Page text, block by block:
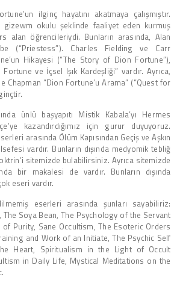
ilginç hayatını akatmaya çalışmıştır.
gizewm okulu şeklinde faaliyet eden kurmuş
alan öğrencileriydi. Bunların arasında, Alan
(“Priestess”). Charles Fielding ve Carr
Hikayesi (“The Story of Dion Fortune”),
Fortune ve İçsel Işık Kardeşliği” vardır. Ayrıca,
Chapman “Dion Fortune’u Arama” (“Quest for
ünlü başyapıtı Mistik Kabala’yı Hermes
kazandırdığımız için gurur duyuyoruz.
arasında Ölüm Kapısından Geçiş ve Aşkın
vardır. Bunların dışında medyomik tebliğ
sitemizde bulabilirsiniz. Ayrıca sitemizde
bir makalesi de vardır. Bunların dışında
eseri vardır.
eserleri arasında şunları sayabiliriz:
Soya Bean, The Psychology of the Servant
Purity, Sane Occultism, The Esoteric Orders
and Work of an Initiate, The Psychic Self
Heart, Spiritualism in the Light of Occult
in Daily Life, Mystical Meditations on the